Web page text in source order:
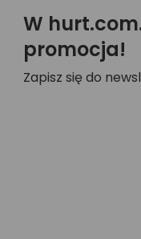
W
promocja!
Zapisz się do